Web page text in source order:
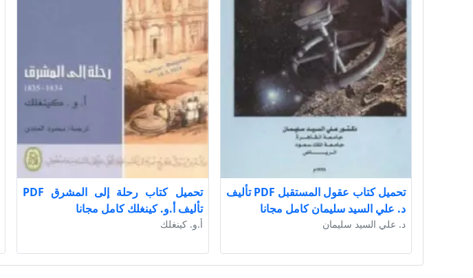
تحميل كتاب عقول المستقبل PDF تأليف
د. علي السيد سليمان كامل مجانا
د. علي السيد سليمان
تحميل كتاب رحلة إلى المشرق PDF
تأليف أ.و. كينغلك كامل مجانا
أ.و. كينغلك